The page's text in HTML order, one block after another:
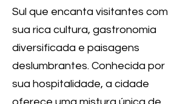
Sul que encanta visitantes com
sua rica cultura, gastronomia
diversificada e paisagens
deslumbrantes. Conhecida por
sua hospitalidade, a cidade